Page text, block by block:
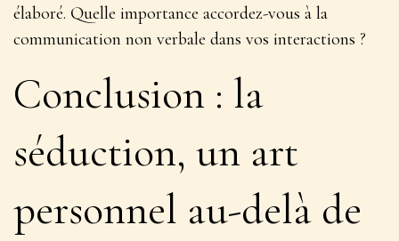
élaboré. Quelle importance accordez-vous à la
communication non verbale dans vos interactions ?
Conclusion : la
séduction, un art
personnel au-delà de